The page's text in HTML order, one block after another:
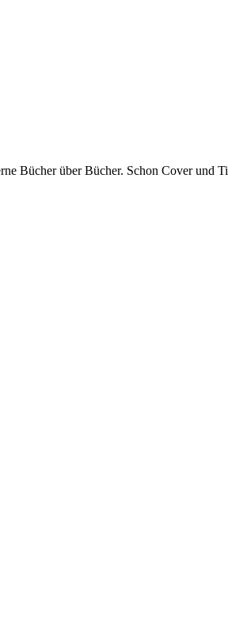
Bücher über Bücher. Schon Cover und